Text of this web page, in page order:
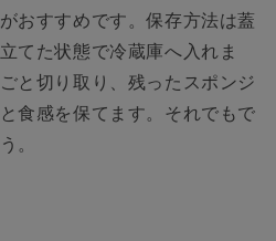
おすすめです。保存方法は蓋
てた状態で冷蔵庫へ入れま
と切り取り、残ったスポンジ
食感を保てます。それでもで
。